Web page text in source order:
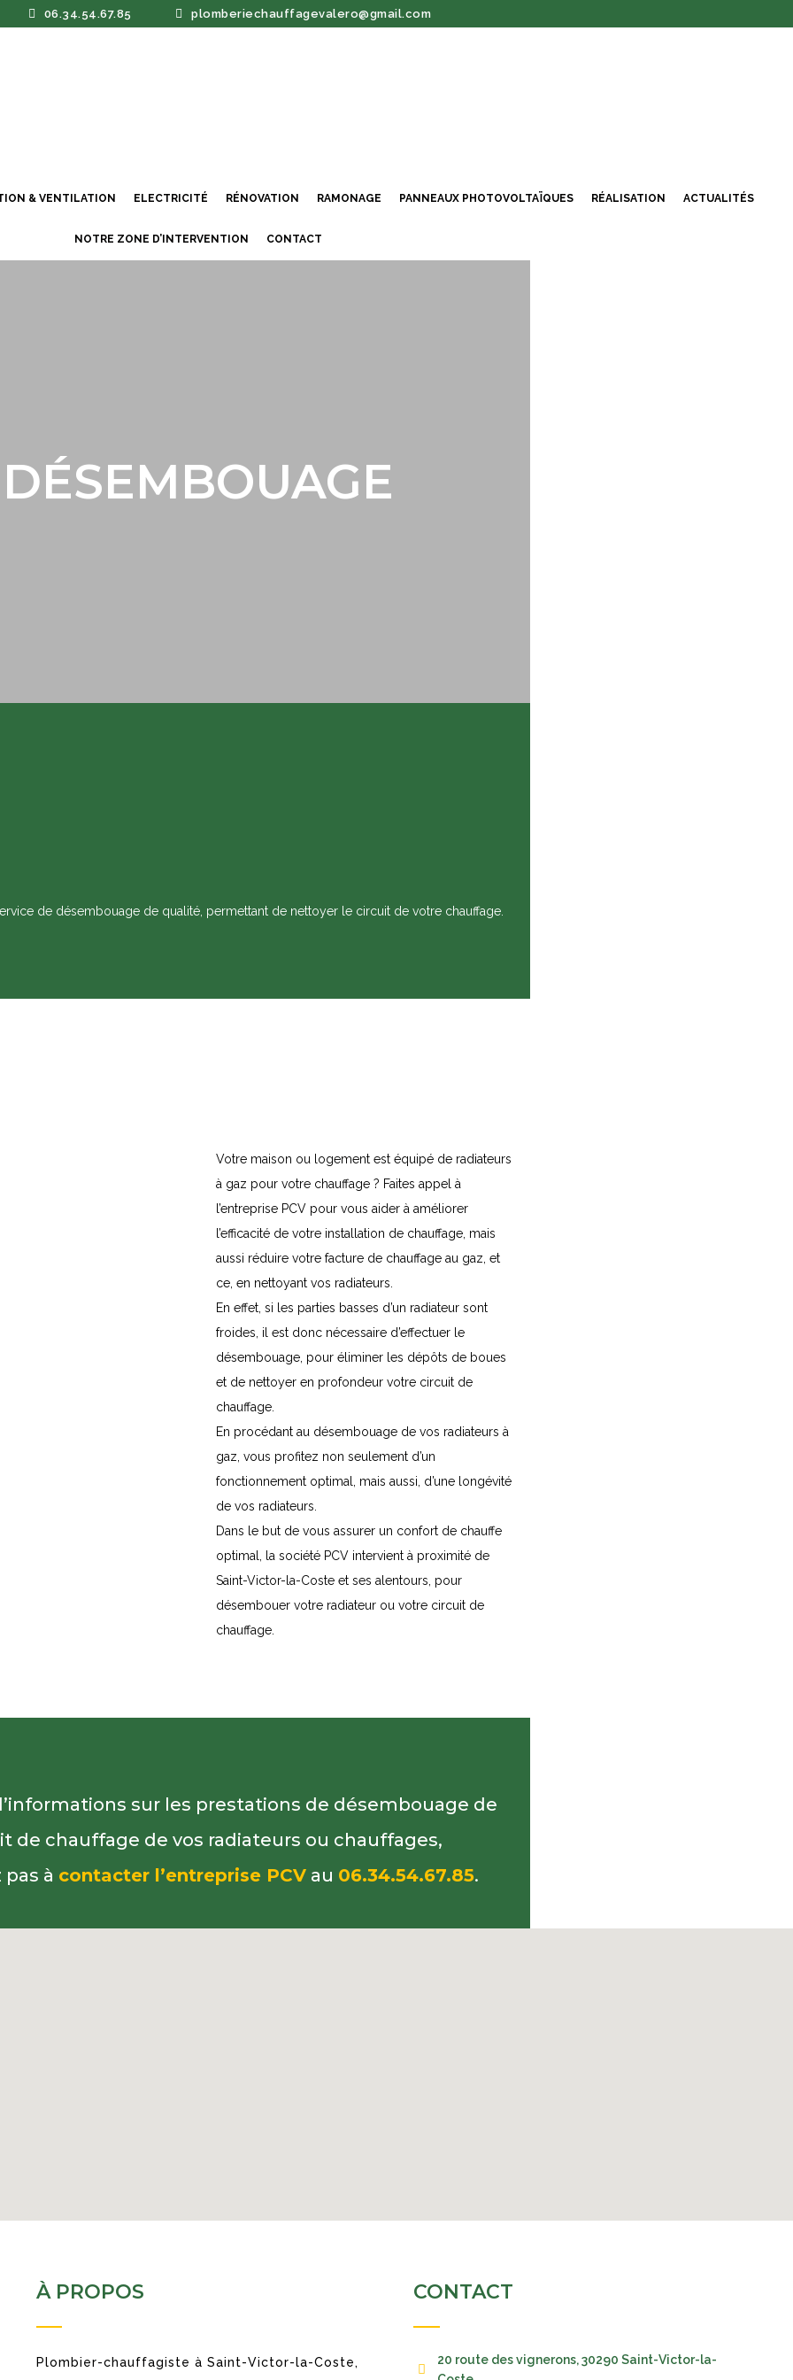
06.34.54.67.85 plomberiechauffagevalero@gmail.com
& VENTILATION ELECTRICITÉ RÉNOVATION RAMONAGE PANNEAUX PHOTOVOLTAÏQUES RÉALISATION ACTUALITÉS
NOTRE ZONE D’INTERVENTION CONTACT
DÉSEMBOUAGE
de désembouage de qualité, permettant de nettoyer le circuit de votre chauffage.
Votre maison ou logement est équipé de radiateurs
à gaz pour votre chauffage ? Faites appel à
l’entreprise PCV pour vous aider à améliorer
l’efficacité de votre installation de chauffage, mais
aussi réduire votre facture de chauffage au gaz, et
ce, en nettoyant vos radiateurs.
En effet, si les parties basses d’un radiateur sont
froides, il est donc nécessaire d’effectuer le
désembouage, pour éliminer les dépôts de boues
et de nettoyer en profondeur votre circuit de
chauffage.
En procédant au désembouage de vos radiateurs à
gaz, vous profitez non seulement d’un
fonctionnement optimal, mais aussi, d’une longévité
de vos radiateurs.
Dans le but de vous assurer un confort de chauffe
optimal, la société PCV intervient à proximité de
Saint-Victor-la-Coste et ses alentours, pour
désembouer votre radiateur ou votre circuit de
chauffage.
sur les prestations de désembouage de
de chauffage de vos radiateurs ou chauffages,
pas à contacter l’entreprise PCV au 06.34.54.67.85.
À PROPOS
Plombier-chauffagiste à Saint-Victor-la-Coste,
CONTACT
20 route des vignerons, 30290 Saint-Victor-la-